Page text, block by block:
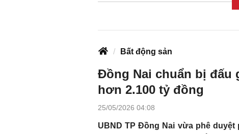
Bất động sản
Đồng Nai chuẩn bị đấu
hơn 2.100 tỷ đồng
25/05/2026 04:08
UBND TP Đồng Nai vừa phê